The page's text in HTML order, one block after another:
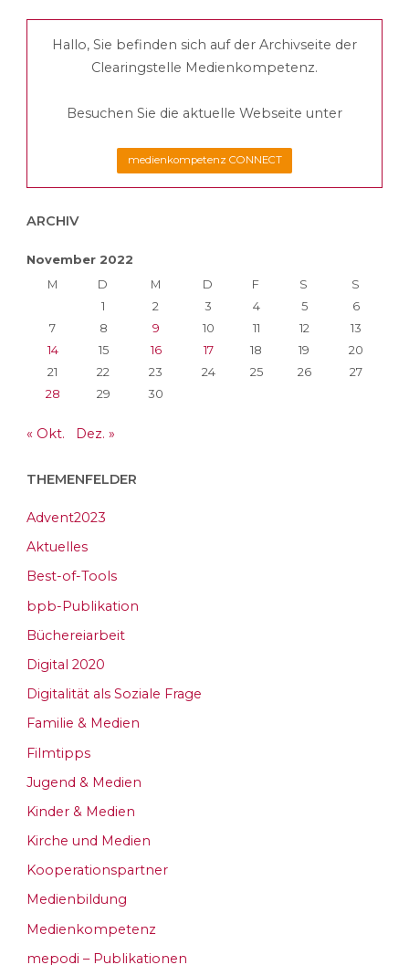
medius
Hallo, Sie befinden sich auf der Archivseite der
Clearingstelle Medienkompetenz.
Besuchen Sie die aktuelle Webseite unter
medienkompetenz CONNECT
ARCHIV
November 2022
M
D M D F S
S
1
2 3 4 5
6
7
8 9 10 11 12
13
14
15 16 17 18 19
20
21
22 23 24 25 26
27
28
29 30
« Okt. Dez. »
THEMENFELDER
Advent2023
Aktuelles
Best-of-Tools
bpb-Publikation
Büchereiarbeit
Digital 2020
Digitalität als Soziale Frage
Familie & Medien
Filmtipps
Jugend & Medien
Kinder & Medien
Kirche und Medien
Kooperationspartner
Medienbildung
Medienkompetenz
mepodi – Publikationen